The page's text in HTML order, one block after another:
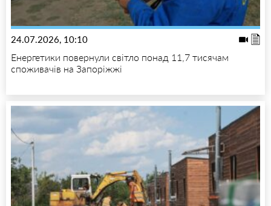
24.07.2026, 10:10
Енергетики повернули світло понад 11,7 тисячам
споживачів на Запоріжжі